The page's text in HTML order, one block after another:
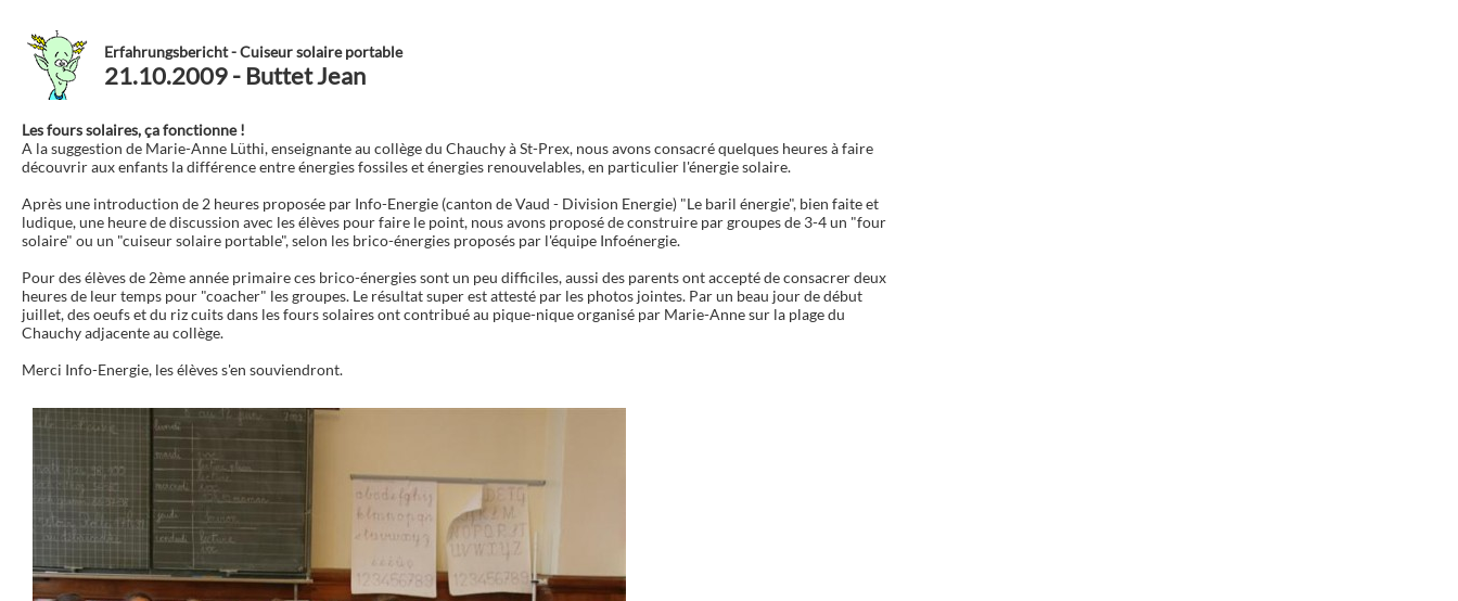
Erfahrungsbericht - Cuiseur solaire portable
21.10.2009 - Buttet Jean
Les fours solaires, ça fonctionne !
A la suggestion de Marie-Anne Lüthi, enseignante au collège du Chauchy à St-Prex, nous avons consacré quelques heures à faire
découvrir aux enfants la différence entre énergies fossiles et énergies renouvelables, en particulier l'énergie solaire.
Après une introduction de 2 heures proposée par Info-Energie (canton de Vaud - Division Energie) "Le baril énergie", bien faite et
ludique, une heure de discussion avec les élèves pour faire le point, nous avons proposé de construire par groupes de 3-4 un "four
solaire" ou un "cuiseur solaire portable", selon les brico-énergies proposés par l'équipe Infoénergie.
Pour des élèves de 2ème année primaire ces brico-énergies sont un peu difficiles, aussi des parents ont accepté de consacrer deux
heures de leur temps pour "coacher" les groupes. Le résultat super est attesté par les photos jointes. Par un beau jour de début
juillet, des oeufs et du riz cuits dans les fours solaires ont contribué au pique-nique organisé par Marie-Anne sur la plage du
Chauchy adjacente au collège.
Merci Info-Energie, les élèves s'en souviendront.